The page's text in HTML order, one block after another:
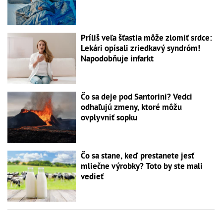
Príliš veľa šťastia môže zlomiť srdce:
Lekári opísali zriedkavý syndróm!
Napodobňuje infarkt
Čo sa deje pod Santorini? Vedci
odhaľujú zmeny, ktoré môžu
ovplyvniť sopku
Čo sa stane, keď prestanete jesť
mliečne výrobky? Toto by ste mali
vedieť